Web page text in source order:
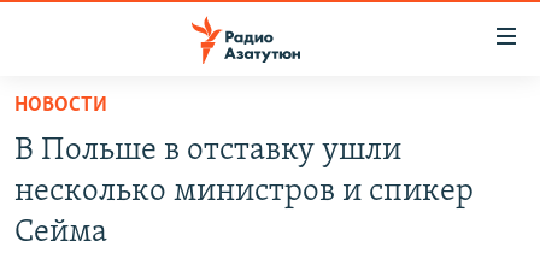
Перейти
основному
содержанию
Перейти
ПОЛИТИКА
НОВОСТИ
В Польше в отставку ушли
несколько министров и спикер
Сейма